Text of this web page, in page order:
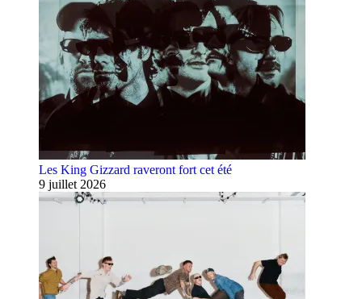
Les King Gizzard raveront fort cet été
9 juillet 2026